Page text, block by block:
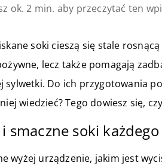
ok. 2 min. aby przeczytać ten
soki cieszą się stale
lecz także pomagają
sylwetki. Do ich przygotowania
wiedzieć? Tego dowiesz się,
smaczne soki
wyżej urządzenie, jakim jest